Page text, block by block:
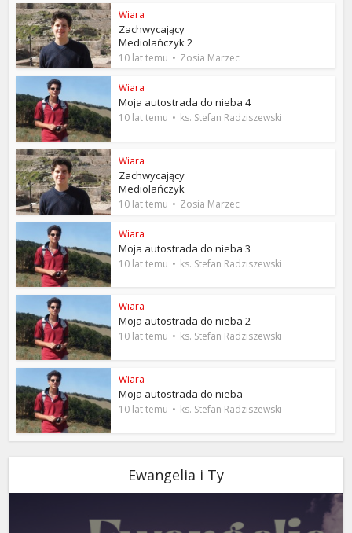
Wiara
Zachwycający
Mediolańczyk 2
10 lat temu Zosia Marzec
Wiara
Moja autostrada do nieba 4
10 lat temu ks. Stefan Radziszewski
Wiara
Zachwycający
Mediolańczyk
10 lat temu Zosia Marzec
Wiara
Moja autostrada do nieba 3
10 lat temu ks. Stefan Radziszewski
Wiara
Moja autostrada do nieba 2
10 lat temu ks. Stefan Radziszewski
Wiara
Moja autostrada do nieba
10 lat temu ks. Stefan Radziszewski
Ewangelia i Ty